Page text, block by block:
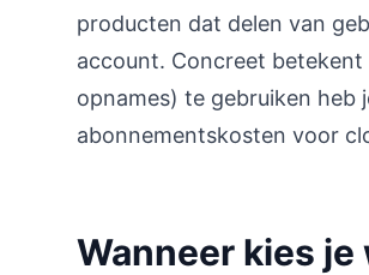
producten dat delen van
account. Concreet
opnames) te gebruiken heb
abonnementskosten voor
Wanneer kies je